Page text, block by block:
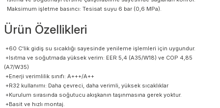
Maksimum işletme basıncı: Tesisat suyu 6 bar (0,6 MPa).
Ürün Özellikleri
+60 C‘lik gidiş su sıcaklığı sayesinde yenileme işlemleri için uygundur.
+Isıtma ve soğutmada yüksek verim: EER 5,4 (A35/W18) ve COP 4,85
(A7/W35)
+Enerji verimlilik sınıfı: A+++/A++
+R32 kullanımı: Daha çevreci, daha verimli, yüksek sıcaklıklar
+Kurulum sırasında soğutucu akışkanın taşınmasına gerek yoktur.
+Basit ve hızlı montaj.